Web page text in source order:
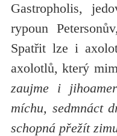
Gastropholis,
rypoun
Spatřit lze i
axolotlů, který
zaujme i
míchu, sedmnáct
schopná přežít